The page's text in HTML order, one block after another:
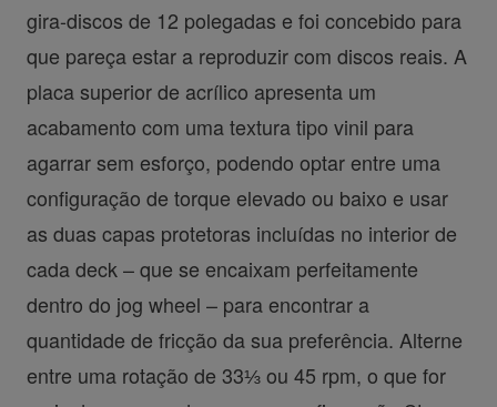
gira-discos de 12 polegadas e foi concebido para
que pareça estar a reproduzir com discos reais. A
placa superior de acrílico apresenta um
acabamento com uma textura tipo vinil para
agarrar sem esforço, podendo optar entre uma
configuração de torque elevado ou baixo e usar
as duas capas protetoras incluídas no interior de
cada deck – que se encaixam perfeitamente
dentro do jog wheel – para encontrar a
quantidade de fricção da sua preferência. Alterne
entre uma rotação de 33⅓ ou 45 rpm, o que for